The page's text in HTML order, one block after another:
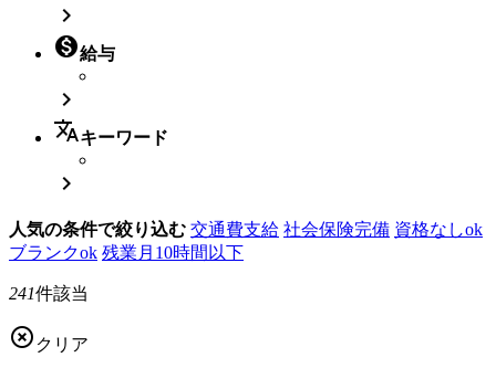

給与

translateキーワード

人気の条件で絞り込む 交通費支給 社会保険完備 資格なしok
ブランクok 残業月10時間以下
241件該当
 クリア